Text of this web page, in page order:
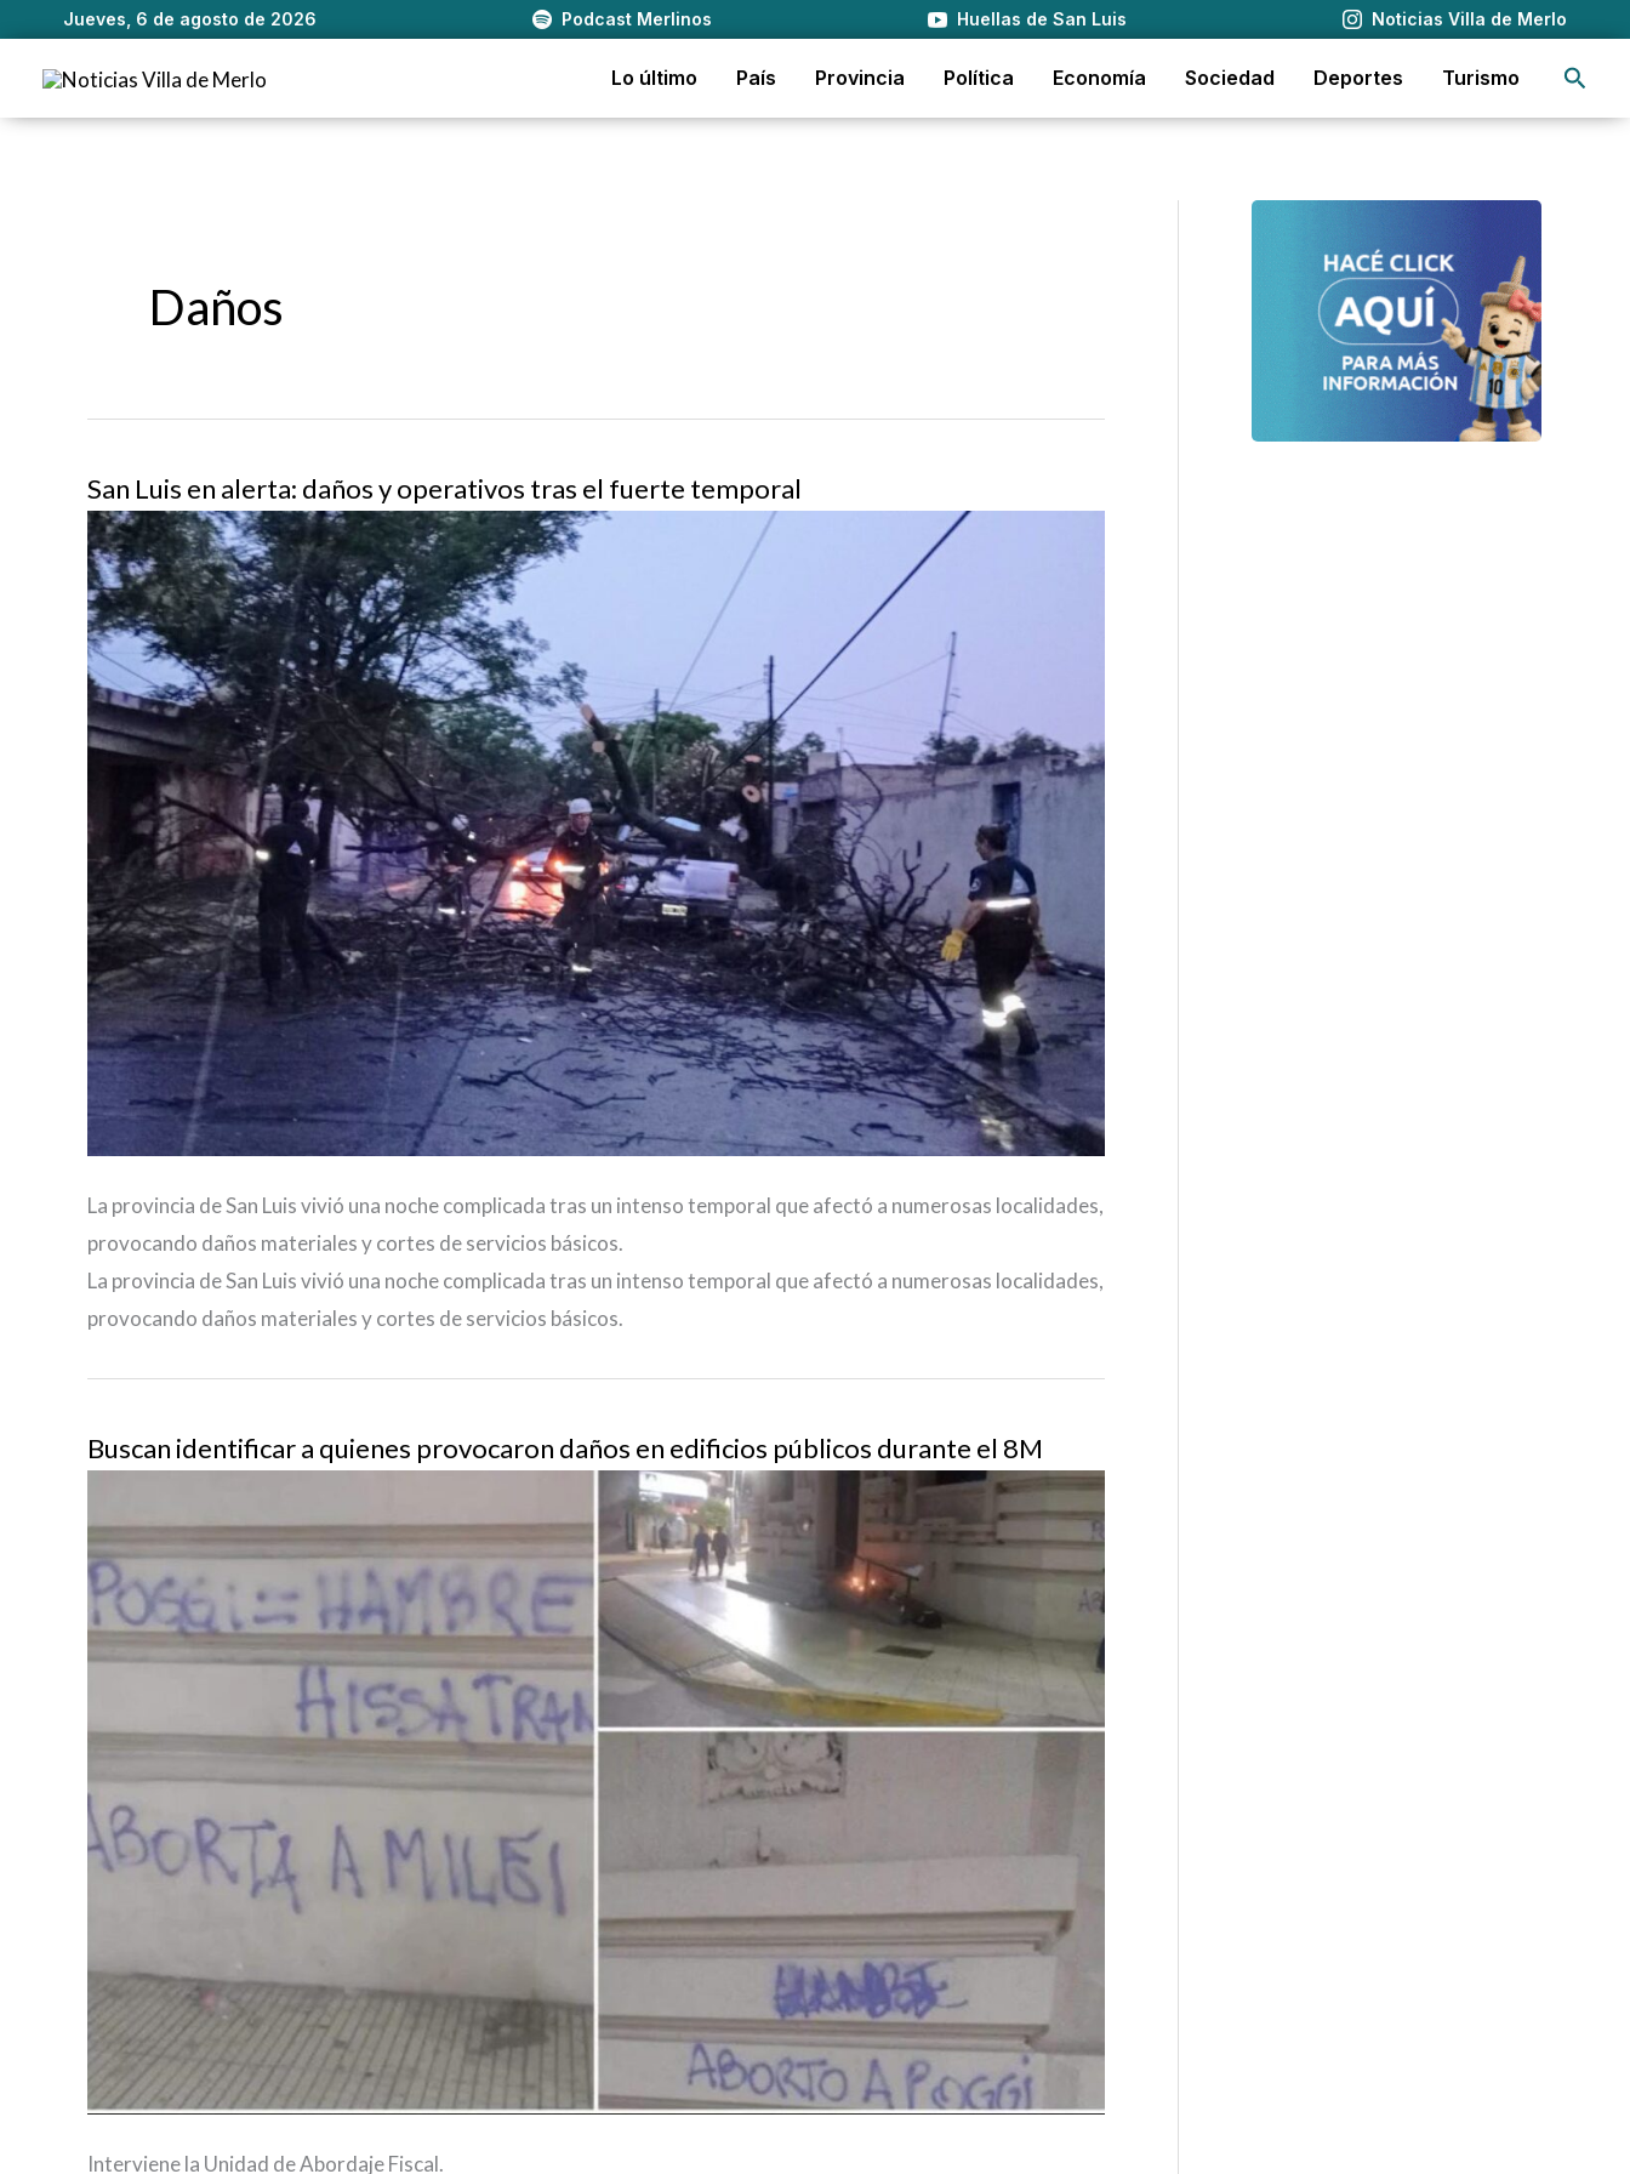
Jueves, 6 de agosto de 2026 Podcast Merlinos Huellas de San Luis Noticias Villa de Merlo
contenido
Lo último País Provincia Política Economía Sociedad Deportes Turismo
Daños
San Luis en alerta: daños y operativos tras el fuerte temporal
La provincia de San Luis vivió una noche complicada tras un intenso temporal que afectó a numerosas localidades,
provocando daños materiales y cortes de servicios básicos.
La provincia de San Luis vivió una noche complicada tras un intenso temporal que afectó a numerosas localidades,
provocando daños materiales y cortes de servicios básicos.
Buscan identificar a quienes provocaron daños en edificios públicos durante el 8M
Interviene la Unidad de Abordaje Fiscal.